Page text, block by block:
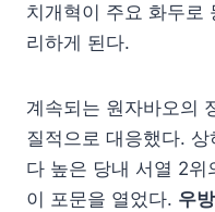
치개혁이 주요 화두로
리하게 된다.
계속되는 원자바오의
질적으로 대응했다.
다 높은 당내 서열 2
이 포문을 열었다. 우